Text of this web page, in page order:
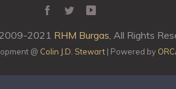
2021 RHM Burgas , All Rights
@ Colin J.D. Stewart| Powered by